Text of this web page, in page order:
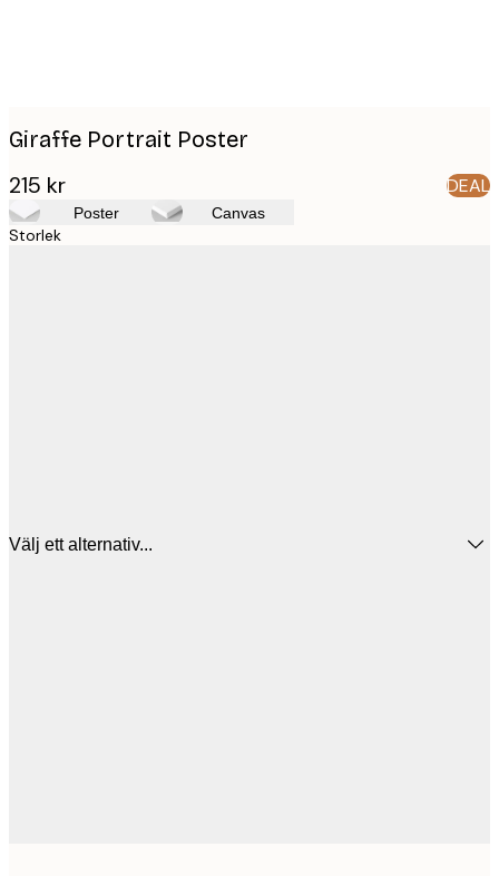
Giraffe Portrait Poster
215 kr DEAL
Poster Canvas
Storlek
Välj ett alternativ...